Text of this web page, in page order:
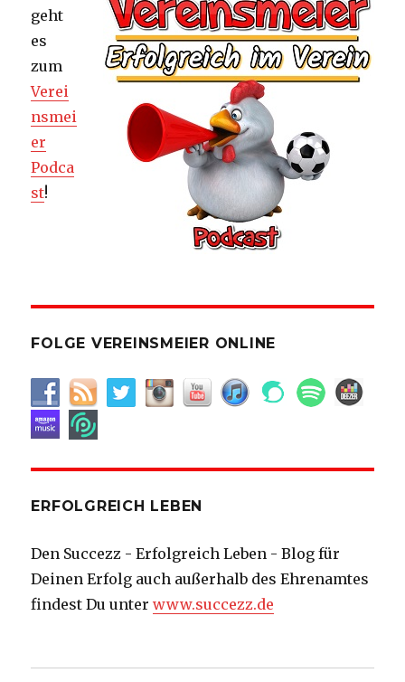
geht
es
zum
Verei
nsmei
er
Podca
st!
FOLGE VEREINSMEIER ONLINE
ERFOLGREICH LEBEN
Den Succezz - Erfolgreich Leben - Blog für
Deinen Erfolg auch außerhalb des Ehrenamtes
findest Du unterwww.succezz.de